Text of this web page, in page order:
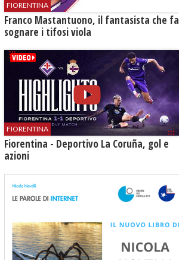
FIORENTINA
Franco Mastantuono, il fantasista che fa
sognare i tifosi viola
FIORENTINA
Fiorentina - Deportivo La Coruña, gol e
azioni